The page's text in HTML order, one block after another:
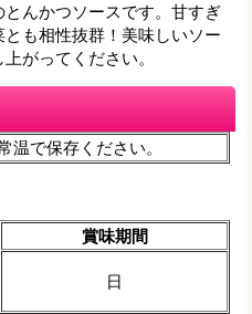
んかつソースです。甘すぎ
も相性抜群！美味しいソー
がってください。
温で保存ください。
賞味期間
日